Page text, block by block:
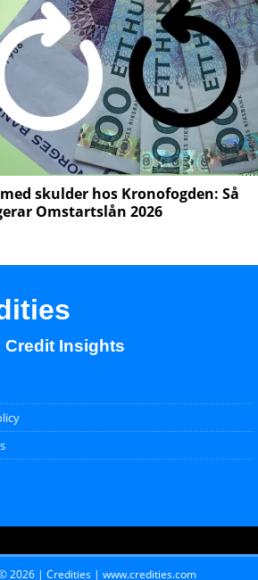
skulder hos Kronofogden: Så
Omstartslån 2026
Credit Insights
2026 | Credities | www.credities.com